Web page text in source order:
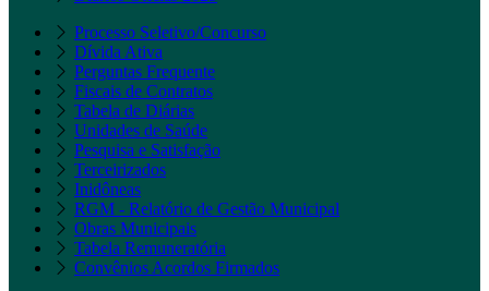
Processo Seletivo/Concurso
Dívida Ativa
Perguntas Frequente
Fiscais de Contratos
Tabela de Diárias
Unidades de Saúde
Pesquisa e Satisfação
Terceirizados
Inidôneas
RGM - Relatório de Gestão Municipal
Obras Municipais
Tabela Remuneratória
Convênios Acordos Firmados